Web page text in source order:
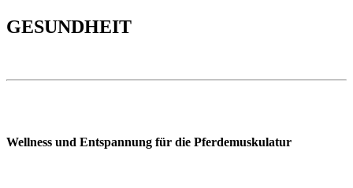
GESUNDHEIT
Wellness und Entspannung für die Pferdemuskulatur